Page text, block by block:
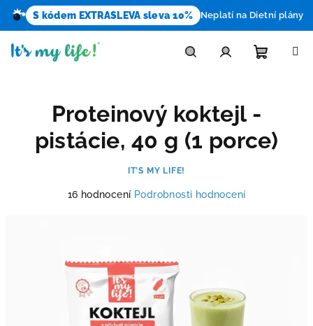
S kódem EXTRASLEVA sleva 10% Neplatí na Dietní plány
košík
Proteinový koktejl -
pistácie, 40 g (1 porce)
IT’S MY LIFE!
16 hodnocení Podrobnosti hodnocení